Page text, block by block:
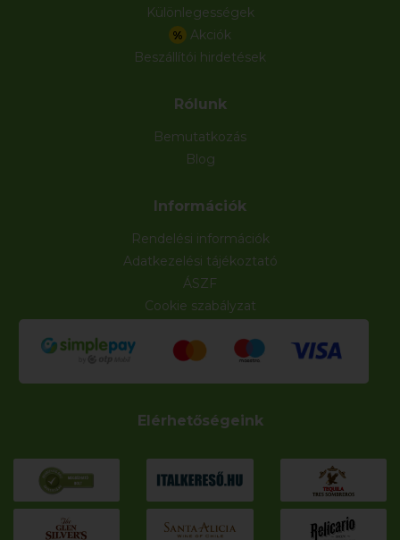
Különlegességek
% Akciók
Beszállítói hirdetések
Rólunk
Bemutatkozás
Blog
Információk
Rendelési információk
Adatkezelési tájékoztató
ÁSZF
Cookie szabályzat
Elérhetőségeink